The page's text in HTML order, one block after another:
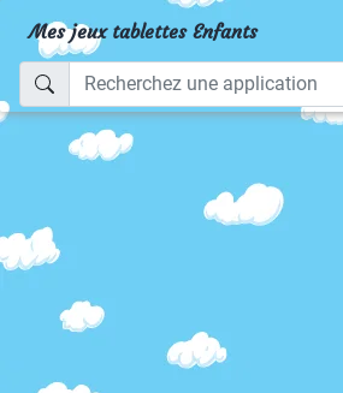
Mes jeux tablettes Enfants